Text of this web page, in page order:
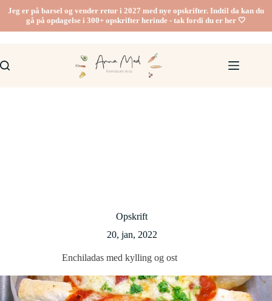
indhold
Jeg er på barsel og vender retur i 2027 med nye opskrifter. Indtil da kan du
gå på opdagelse i 300+ opskrifter herinde - tak fordi du er her 🤍
Opskrift
20, jan, 2022
Enchiladas med kylling og ost